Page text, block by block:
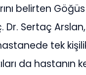
belirten Göğüs
Dr. Sertaç
tek
da hastanın